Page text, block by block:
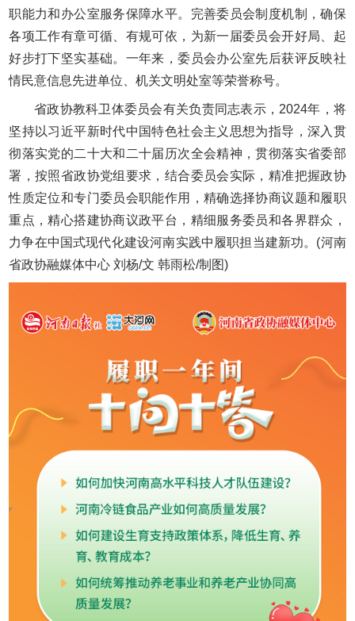
职能力和办公室服务保障水平。完善委员会制度机制，确保
各项工作有章可循、有规可依，为新一届委员会开好局、起
好步打下坚实基础。一年来，委员会办公室先后获评反映社
情民意信息先进单位、机关文明处室等荣誉称号。
省政协教科卫体委员会有关负责同志表示，2024年，将
坚持以习近平新时代中国特色社会主义思想为指导，深入贯
彻落实党的二十大和二十届历次全会精神，贯彻落实省委部
署，按照省政协党组要求，结合委员会实际，精准把握政协
性质定位和专门委员会职能作用，精确选择协商议题和履职
重点，精心搭建协商议政平台，精细服务委员和各界群众，
力争在中国式现代化建设河南实践中履职担当建新功。(河南
省政协融媒体中心 刘杨/文 韩雨松/制图)